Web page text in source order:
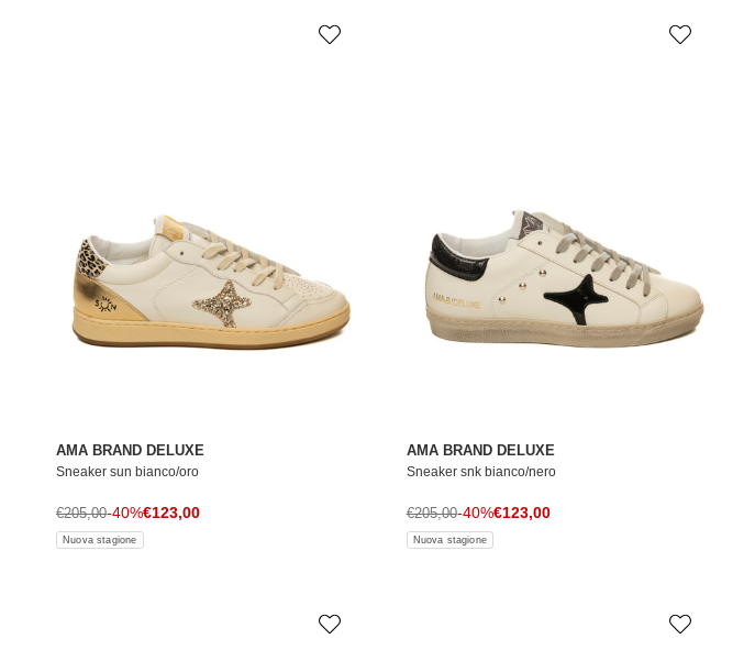
AMA BRAND DELUXE
Sneaker sun bianco/oro
Prezzo di vendita
€123,00
Prezzo normale
€205,00-40%
Nuova stagione
AMA BRAND DELUXE
Sneaker snk bianco/nero
Prezzo di vendita
€123,00
Prezzo normale
€205,00-40%
Nuova stagione